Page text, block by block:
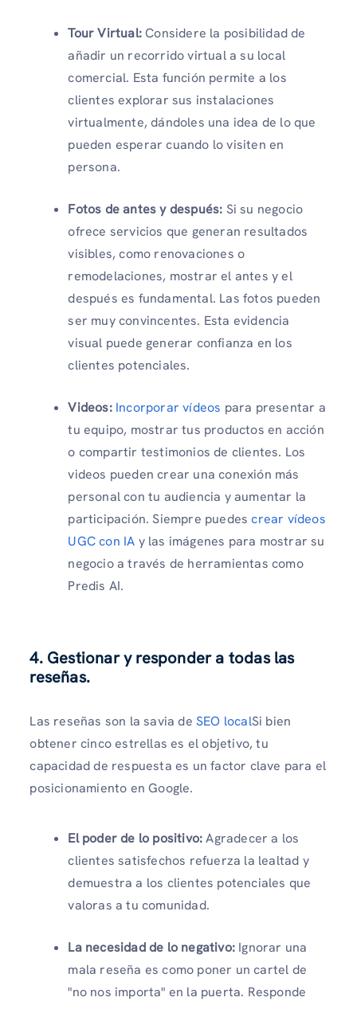
Tour Virtual:Considere la posibilidad de
añadir un recorrido virtual a su local
comercial. Esta función permite a los
clientes explorar sus instalaciones
virtualmente, dándoles una idea de lo que
pueden esperar cuando lo visiten en
persona.
Fotos de antes y después: Si su negocio
ofrece servicios que generan resultados
visibles, como renovaciones o
remodelaciones, mostrar el antes y el
después es fundamental. Las fotos pueden
ser muy convincentes. Esta evidencia
visual puede generar confianza en los
clientes potenciales.
Videos: Incorporar vídeos para presentar a
tu equipo, mostrar tus productos en acción
o compartir testimonios de clientes. Los
videos pueden crear una conexión más
personal con tu audiencia y aumentar la
participación. Siempre puedescrear vídeos
UGC con IA y las imágenes para mostrar su
negocio a través de herramientas como
Predis AI.
4. Gestionar y responder a todas las
reseñas.
Las reseñas son la savia de SEO localSi bien
obtener cinco estrellas es el objetivo, tu
capacidad de respuesta es un factor clave para el
posicionamiento en Google.
El poder de lo positivo:Agradecer a los
clientes satisfechos refuerza la lealtad y
demuestra a los clientes potenciales que
valoras a tu comunidad.
La necesidad de lo negativo: Ignorar una
mala reseña es como poner un cartel de
"no nos importa" en la puerta. Responde